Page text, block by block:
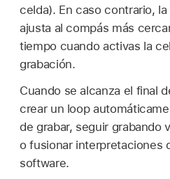
celda). En caso contrario,
ajusta al compás más
tiempo cuando activas la
grabación.
Cuando se alcanza el final
crear un loop
de grabar, seguir grabando
o fusionar interpretaciones
software.